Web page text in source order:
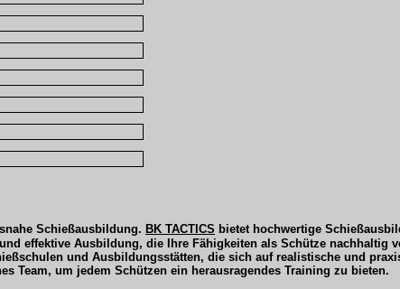
Schießausbildung. BK TACTICS bietet hochwertige
effektive Ausbildung, die Ihre Fähigkeiten als Schütze nachhaltig
und Ausbildungsstätten, die sich auf realistische und
Team, um jedem Schützen ein herausragendes Training zu bieten.